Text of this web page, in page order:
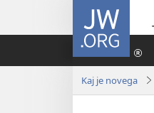
JW.ORG
Kaj je novega